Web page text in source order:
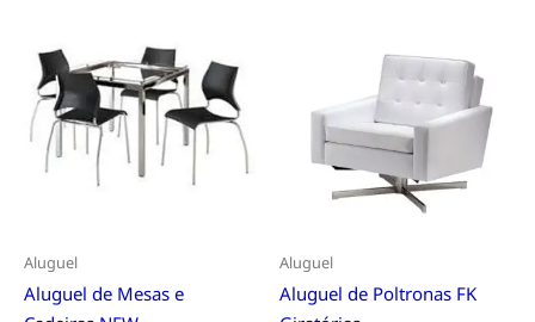
Aluguel
Aluguel de Mesas e
Aluguel
Aluguel de Poltronas FK